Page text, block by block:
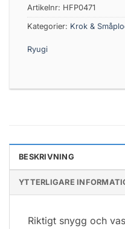
Artikelnr: HFP0471
Kategorier: Krok &
Ryugi
BESKRIVNING
YTTERLIGARE
Riktigt snygg och